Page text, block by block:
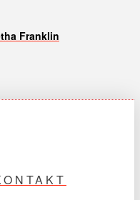
Franklin